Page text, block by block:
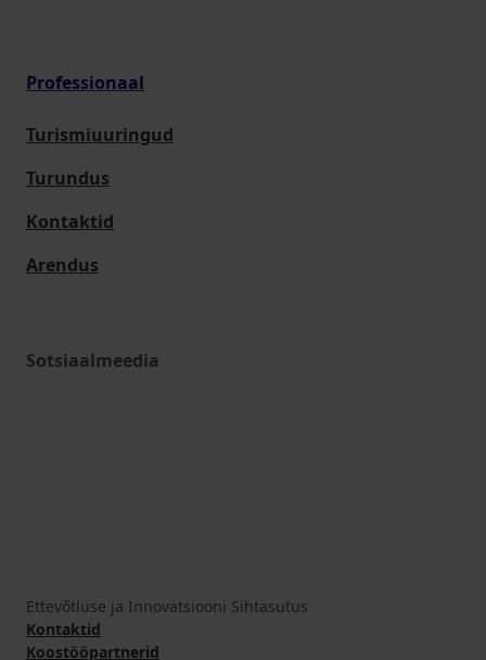
Professionaal
Turismiuuringud
Turundus
Kontaktid
Arendus
Sotsiaalmeedia
Ettevõtluse ja Innovatsiooni Sihtasutus
Kontaktid
Koostööpartnerid